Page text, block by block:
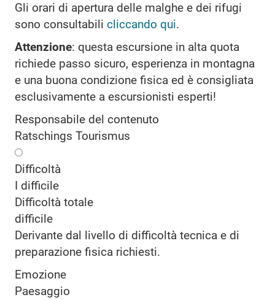
Gli orari di apertura delle malghe e dei rifugi
sono consultabili cliccando qui.
Attenzione: questa escursione in alta quota
richiede passo sicuro, esperienza in montagna
e una buona condizione fisica ed è consigliata
esclusivamente a escursionisti esperti!
Responsabile del contenuto
Ratschings Tourismus
Difficoltà
I difficile
Difficoltà totale
difficile
Derivante dal livello di difficoltà tecnica e di
preparazione fisica richiesti.
Emozione
Paesaggio